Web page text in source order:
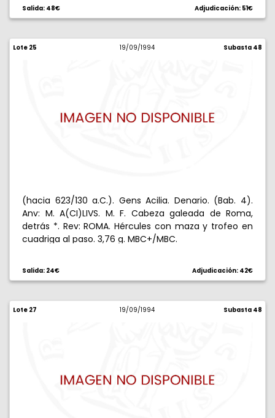
Salida: 48€ Adjudicación: 51€
Lote 25 19/09/1994 Subasta 48
(hacia 623/130 a.C.). Gens Acilia. Denario. (Bab. 4).
Anv: M. A(CI)LIVS. M. F. Cabeza galeada de Roma,
detrás *. Rev: ROMA. Hércules con maza y trofeo en
cuadriga al paso. 3,76 g. MBC+/MBC.
Salida: 24€ Adjudicación: 42€
Lote 27 19/09/1994 Subasta 48